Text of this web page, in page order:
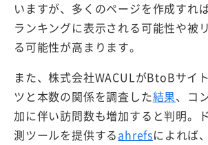
いますが、多くのページを作成すれ
ランキングに表示される可能性や被
る可能性が高まります。
また、株式会社WACULがBtoBサイ
ツと本数の関係を調査した結果、コ
加に伴い訪問数も増加すると判明。
測ツールを提供するahrefsによれば